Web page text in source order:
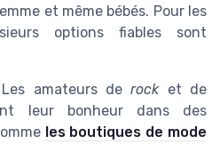
et même bébés. Pour les
options fiables sont
amateurs derocket de
leur bonheur dans des
les boutiques de mode